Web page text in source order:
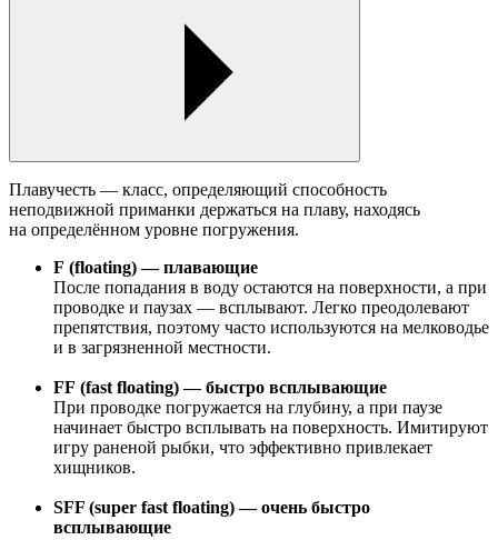
Плавучесть — класс, определяющий способность
неподвижной приманки держаться на плаву, находясь
на определённом уровне погружения.
F (floating) — плавающие
После попадания в воду остаются на поверхности, а при
проводке и паузах — всплывают. Легко преодолевают
препятствия, поэтому часто используются на мелководье
и в загрязненной местности.
FF (fast floating) — быстро всплывающие
При проводке погружается на глубину, а при паузе
начинает быстро всплывать на поверхность. Имитируют
игру раненой рыбки, что эффективно привлекает
хищников.
SFF (super fast floating) — очень быстро
всплывающие